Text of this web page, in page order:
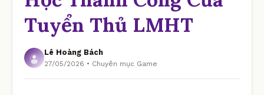
Tuyển Thủ LMHT
Lê Hoàng Bách
27/05/2026 • Chuyên mục Game